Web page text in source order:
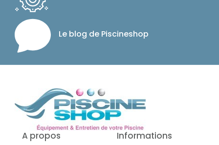
Le blog de Piscineshop
A propos Informations